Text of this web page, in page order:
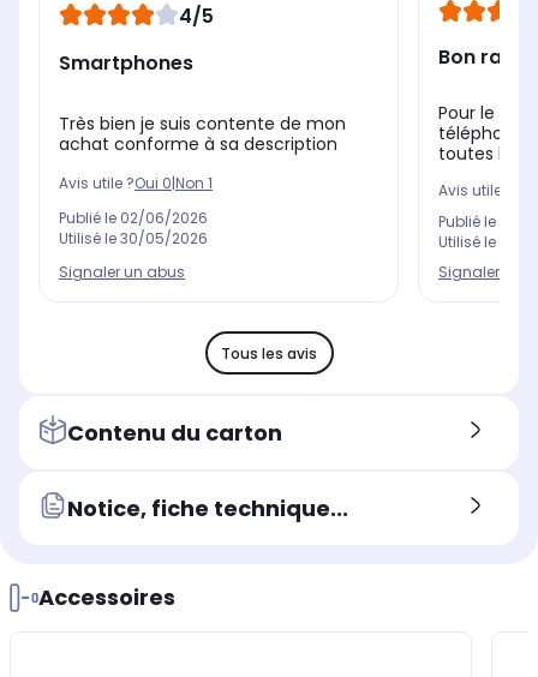
4/5
Smartphones
Très bien je suis contente de mon
achat conforme à sa description
Avis utile ?Oui 0 Non 1
Publié le 02/06/2026
Utilisé le30/05/2026
Signaler un abus
Bon
Pour le
téléphone.
toutes les
Avis utile ?
Publié le
Utilisé le
Signaler un
Tous les avis
Contenu du carton
Notice, fiche technique...
Accessoires